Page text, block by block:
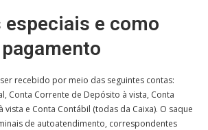
especiais e como
recebido por meio das seguintes contas:
Conta Corrente de Depósito à vista, Conta
vista e Conta Contábil (todas da Caixa). O saque
de autoatendimento, correspondentes